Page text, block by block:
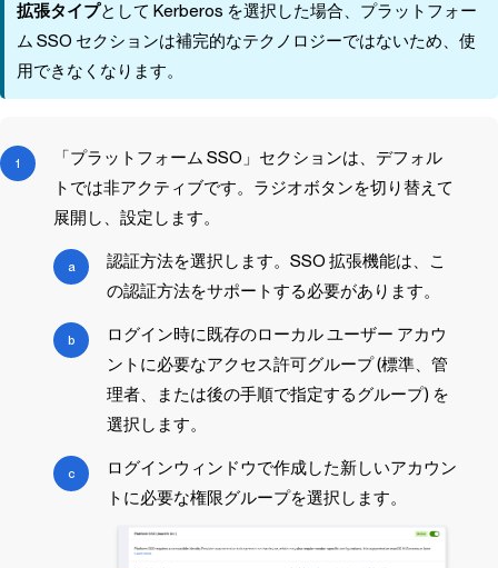
拡張タイプとして Kerberos を選択した場合、プラットフォー
ム SSO セクションは補完的なテクノロジーではないため、使
用できなくなります。
「プラットフォーム SSO」セクションは、デフォル
トでは非アクティブです。ラジオボタンを切り替えて
展開し、設定します。
認証方法を選択します。SSO 拡張機能は、こ
の認証方法をサポートする必要があります。
ログイン時に既存のローカル ユーザー アカウ
ントに必要なアクセス許可グループ (標準、管
理者、または後の手順で指定するグループ) を
選択します。
ログインウィンドウで作成した新しいアカウン
トに必要な権限グループを選択します。